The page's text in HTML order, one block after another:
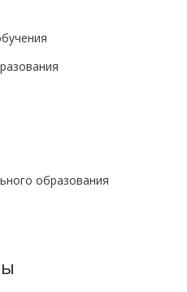
образования